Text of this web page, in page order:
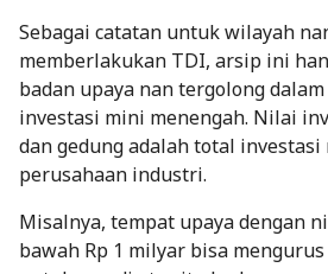
Sebagai catatan untuk wilayah
memberlakukan TDI, arsip ini
badan upaya nan tergolong
investasi mini menengah. Nilai
dan gedung adalah total
perusahaan industri.
Misalnya, tempat upaya dengan
bawah Rp 1 milyar bisa